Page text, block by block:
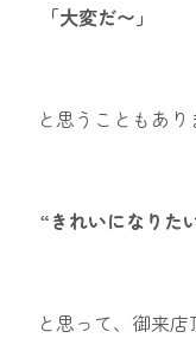
「大変だ〜」
と思うこともあり
“きれいになりた
と思って、御来